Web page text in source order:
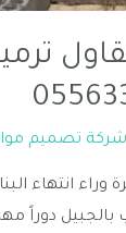
شركة تصميم
انتهاء
دوراً